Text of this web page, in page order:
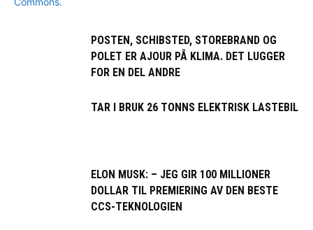
POSTEN, SCHIBSTED, STOREBRAND OG
POLET ER AJOUR PÅ KLIMA. DET LUGGER
FOR EN DEL ANDRE
TAR I BRUK 26 TONNS ELEKTRISK LASTEBIL
ELON MUSK: – JEG GIR 100 MILLIONER
DOLLAR TIL PREMIERING AV DEN BESTE
CCS-TEKNOLOGIEN